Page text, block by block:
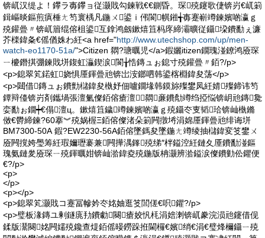
锛屼汉缇よ！鑻ラ毐鑻ョ従灏戝勾鍊戦€€鍘昏。琛殑鑳歌倢锛岃€屼箣
鍓嶇晱鏂煎瘨棰ㄤ笉寰楀凡鍦ㄨ鍙ｉ伄閬帺鎺╅毐蹇嶄竴鍊嬪啲瀛ｇ
殑鑵曡〃锛屼篃绲傛柤鍙互鎿鸿劔鏉熺笡杩庝締灞曠従鑷垜鐨勫ぇ濂
芥檪鍏夈€傜偤姝わ紝<a href="http://www.utechshop.com/up/men-
watch-eo1170-51a/">Citizen 閷?瑭曞児</a>鍜孋itizen鐗瑰湴鐐鸿厱琛
ㄧ櫦鐕掑弸鍊戝垪鍑虹灜鍥涙閬╁悎鏄ュぉ鎴寸殑鑵曡〃銆?/p>
<p>鎴翠笂鍩虹娆惧厜鍕曡兘锛岀洝鎯呬韩鍙楁棩鍏夋荡</p>
<p>閮借鏄ュぉ鐨勯櫧鍏夋槸妤佃嚧鐗堟韩鏌旀殩鐢凤紝婧殩鍗讳笉
鐔辩儓锛岃剤鑴堝張澶氭儏銆傛瘡澶╁閷亷鐨勪竴绉掗悩锛岄兘鏄毚
娈勫ぉ鐗┿€傝澶ц。鏉熺笡鐬竴鍊嬪啲瀛ｇ殑鑷冭叓韬珨锛屾槸鏅
傚€欎締鍊?60搴︾殑娲楃Ξ銆傛儏渚朵箣闁撴埓涓婂厜鍕曡兘绯诲垪
BM7300-50A 鍜?EW2230-56A銆傛墜鎷夋墜鍦ㄤ竴绫抽櫧鍏変笅鐢ㄨ
厱闁撹姱璺筹紝瑕嬭瓑褰兼闁撶湡鎽殑绨″柈鎰涳紝鏈夊厜鐨勫湴鏂
瑰氨鏈夎厱琛ㄧ殑鍕曞姏锛屾湁鍏夌殑鍦版柟灏辨湁鎰涙儏鐨勭伀鑺便
€?/p>
<p>
</p>
<p></p>
<p>鎴翠笂灏戝コ蹇冨幓妗冭姳妯逛笅閭傞€呮鑺?/p>
<p>璧板湪鏄ユ剰鐩庣劧鐨勮闋瘡姣忛枆涓婄溂锛屼豢浣涢兘鑳借伣
鍒版灊闋姳闁嬬殑鑱查煶銆傜暥鐒跺拰閫欏€嬪绡€涓€璧烽檷鑷ㄧ殑